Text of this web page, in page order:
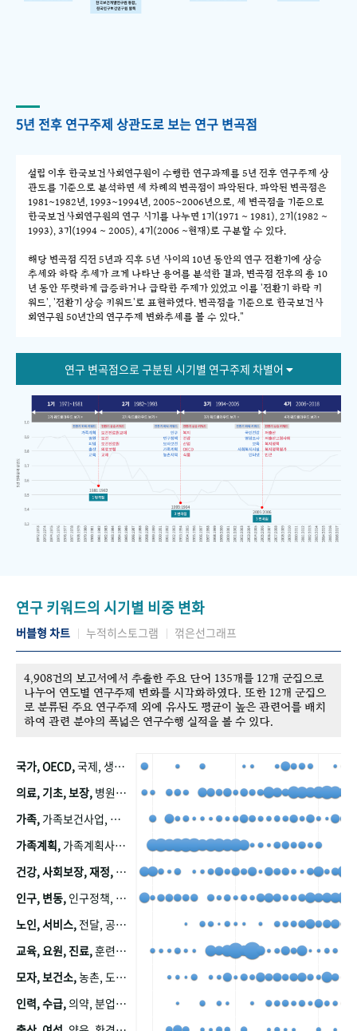
5년 전후 연구주제 상관도로 보는 연구 변곡점
설립 이후 한국보건사회연구원이 수행한 연구과제를 5년 전후 연구주제 상
관도를 기준으로 분석하면 세 차례의 변곡점이 파악된다. 파악된 변곡점은
1981~1982년, 1993~1994년, 2005~2006년으로, 세 변곡점을 기준으로
한국보건사회연구원의 연구 시기를 나누면 1기(1971 ~ 1981), 2기(1982 ~
1993), 3기(1994 ~ 2005), 4기(2006 ~현재)로 구분할 수 있다.
해당 변곡점 직전 5년과 직후 5년 사이의 10년 동안의 연구 전환기에 상승
추세와 하락 추세가 크게 나타난 용어를 분석한 결과, 변곡점 전후의 총 10
년 동안 뚜렷하게 급증하거나 급락한 주제가 있었고 이를 '전환기 하락 키
워드', '전환기 상승 키워드'로 표현하였다. 변곡점을 기준으로 한국보건사
회연구원 50년간의 연구주제 변화추세를 볼 수 있다."
연구 변곡점으로 구분된 시기별 연구주제 차별어
연구 키워드의 시기별 비중 변화
버블형 차트 누적히스토그램 꺾은선그래프
4,908건의 보고서에서 추출한 주요 단어 135개를 12개 군집으로
나누어 연도별 연구주제 변화를 시각화하였다. 또한 12개 군집으
로 분류된 주요 연구주제 외에 유사도 평균이 높은 관련어를 배치
하여 관련 분야의 폭넓은 연구수행 실적을 볼 수 있다.
국가, OECD,국제, 생산, 아시아, 태평양, 태평양지역, 참가
의료, 기초, 보장, 병원, 가정, 연금, 연계, 공적, 일본, 생활, 국민기초생활보장제도, 국민연금, 기금, 저소득층, 근로, 자활, 급여, 환자, 의료비, 모니터링, 한국복지패널, 소득, 지표, 빈곤, 노후, 장애인
가족, 가족보건사업, 산업, 친화, 전국, 출산력
가족계획, 가족계획사업, 가족계획사업평가, 한국가족계획사업, 피임, 보급, 부인, 자궁, 피임약
건강, 사회보장, 재정,
인구, 변동, 인구정책, 저출산, 고령사회, 고령화, 이동, 남북한, 지방자치단체, 컨설팅, 복지정책평가, 집, 사회개발
노인, 서비스, 전달, 공공, 보육, 수요, 공급, 사회서비스, 데이터, 보호, 요양, 아동, 예방, 청소년, 효율, 자원
교육, 요원, 진료,훈련, 보건요원, 마을, 마을건강사업, 보조원, 진료원, 보건진료원, 보건진료원교재
모자, 보건소,농촌, 도시, 금연, 농촌지역, 모자보건사업
인력, 수급,의약, 분업, 식품, 의약품, 의사, 안전